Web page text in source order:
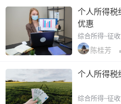
个人所得税
优惠
综合所得~征
陈桂芳
个人所得税
综合所得~征